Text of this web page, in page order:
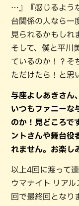
…』『感じるよう
台関係の人なら一
見られるかもしれ
そして、僕と平川
ているのか！？そ
ただけたら！と思
与座よしあきさん
いつもファニーな
のか！見どころで
ントさんや舞台役
れません。お楽し
以上4回に渡って
ウマナイト リア
回で最終回となり